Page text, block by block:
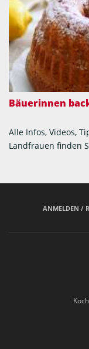
Bäuerinnen
Alle Infos, Videos,
Landfrauen finden
ANMELDEN /